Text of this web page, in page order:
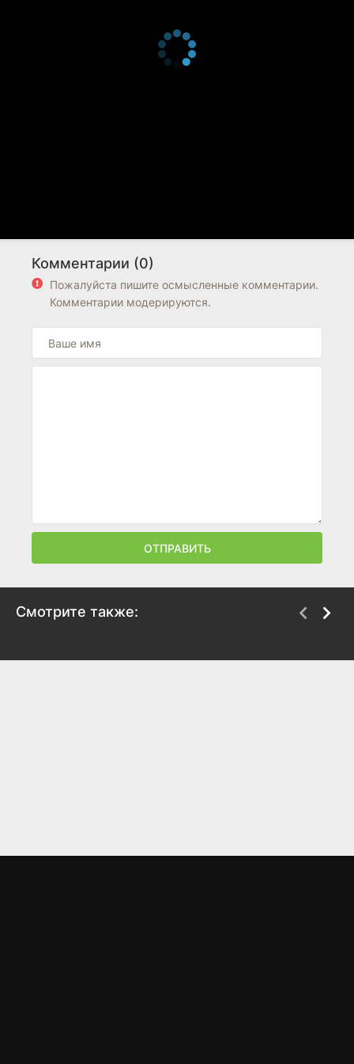
Комментарии (0)
Пожалуйста пишите осмысленные комментарии.
Комментарии модерируются.
ОТПРАВИТЬ
Смотрите также: